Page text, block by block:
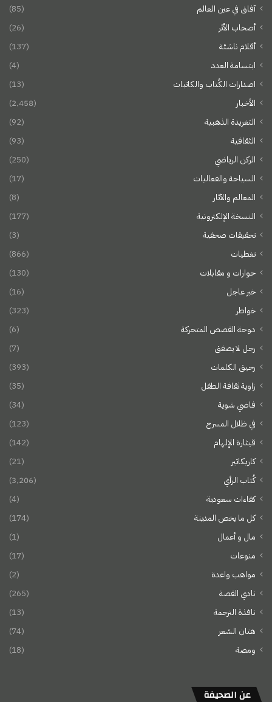
آفاق في عين العالم
(85)
أصحاب الأثر
(26)
أقلام ناشئة
(137)
ابتسامة العدد
(4)
اصدارات الكُتاب والكاتبات
(13)
الأخبار
(2٬458)
التغريدة الذهبية
(92)
الثقافية
(93)
الركن الرياضي
(250)
السياحة والفعاليات
(17)
المعالم والآثار
(8)
النسخة الإلكترونية
(177)
تحقيقات صحفية
(3)
تغطيات
(866)
حوارات و مقابلات
(130)
خبر عاجل
(16)
خواطر
(323)
دوحة القصص المتحركة
(6)
رجل لا يصفق
(7)
رحيق الكلمات
(393)
زاوية ثقافة الطفل
(35)
فاضي شوية
(34)
في ظلال المسرح
(123)
قيثارة الإلهام
(142)
كاريكاتير
(21)
كُتاب الرأي
(3٬206)
كفاءات سعودية
(4)
كل ما يخص المدينة
(174)
مال و أعمال
(1)
منوعات
(17)
مواهب واعدة
(2)
نادي القصة
(265)
نافذة الترجمة
(13)
هتان الشعر
(74)
ومضة
(18)
عن الصحيفة